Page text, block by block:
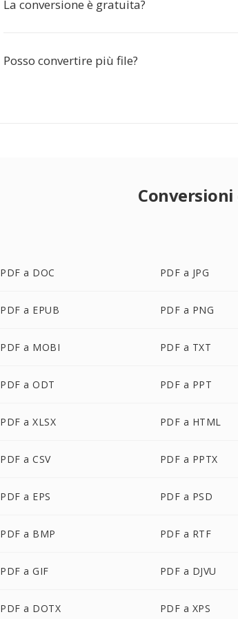
La conversione è gratuita?
Posso convertire più file?
PDF a DOC PDF a JPG
PDF a EPUB PDF a PNG
PDF a MOBI PDF a TXT
PDF a ODT PDF a PPT
PDF a XLSX PDF a HTML
PDF a CSV PDF a PPTX
PDF a EPS PDF a PSD
PDF a BMP PDF a RTF
PDF a GIF PDF a DJVU
PDF a DOTX PDF a XPS